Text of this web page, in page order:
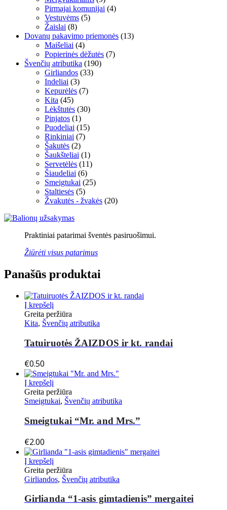
Pirmajai komunijai (4)
Vestuvėms (5)
Žaislai (8)
Dovanų pakavimo priemonės (13)
Maišeliai (4)
Popierinės dėžutės (7)
Švenčių atributika (190)
Girliandos (33)
Indeliai (3)
Kepurėlės (7)
Kita (45)
Lėkštutės (30)
Pinjatos (1)
Puodeliai (15)
Rinkiniai (7)
Šakutės (2)
Šaukšteliai (1)
Servetėlės (11)
Šiaudeliai (6)
Smeigtukai (25)
Staltiesės (5)
Žvakutės - žvakės (20)
Praktiniai patarimai šventės pasiruošimui.
Žiūrėti visus patarimus
Panašūs produktai
Į krepšelį
Greita peržiūra
Kita, Švenčių atributika
Tatuiruotės ŽAIZDOS ir kt. randai
€0.50
Į krepšelį
Greita peržiūra
Smeigtukai, Švenčių atributika
Smeigtukai “Mr. and Mrs.”
€2.00
Į krepšelį
Greita peržiūra
Girliandos, Švenčių atributika
Girlianda “1-asis gimtadienis” mergaitei